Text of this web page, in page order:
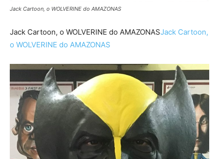
Jack Cartoon, o WOLVERINE do AMAZONAS
Jack Cartoon, o WOLVERINE do AMAZONASJack Cartoon,
o WOLVERINE do AMAZONAS